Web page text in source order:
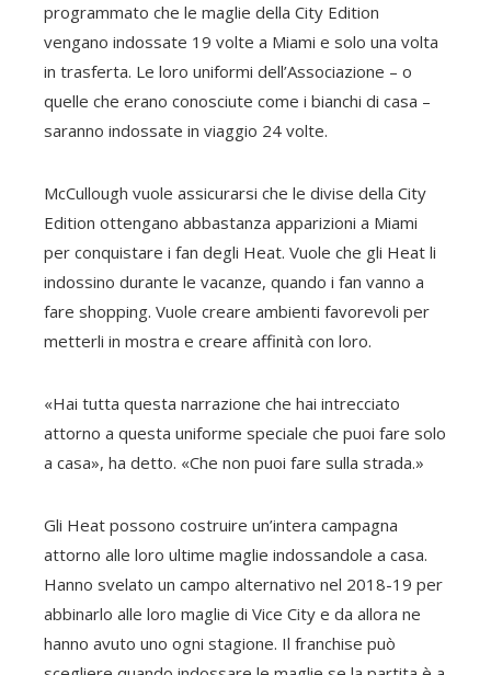
programmato che le maglie della City Edition
vengano indossate 19 volte a Miami e solo una volta
in trasferta. Le loro uniformi dell’Associazione – o
quelle che erano conosciute come i bianchi di casa –
saranno indossate in viaggio 24 volte.
McCullough vuole assicurarsi che le divise della City
Edition ottengano abbastanza apparizioni a Miami
per conquistare i fan degli Heat. Vuole che gli Heat li
indossino durante le vacanze, quando i fan vanno a
fare shopping. Vuole creare ambienti favorevoli per
metterli in mostra e creare affinità con loro.
«Hai tutta questa narrazione che hai intrecciato
attorno a questa uniforme speciale che puoi fare solo
a casa», ha detto. «Che non puoi fare sulla strada.»
Gli Heat possono costruire un’intera campagna
attorno alle loro ultime maglie indossandole a casa.
Hanno svelato un campo alternativo nel 2018-19 per
abbinarlo alle loro maglie di Vice City e da allora ne
hanno avuto uno ogni stagione. Il franchise può